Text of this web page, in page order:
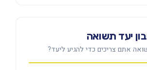
יעד תשואה
אתם צריכים כדי להגיע ליעד?